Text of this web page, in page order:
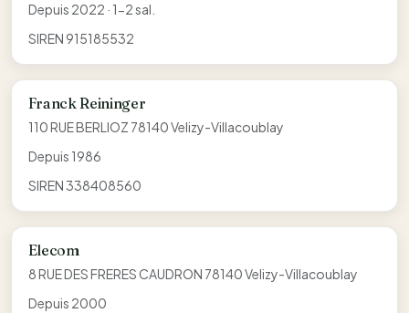
Depuis 2022 · 1-2 sal.
SIREN 915185532
Franck Reininger
110 RUE BERLIOZ 78140 Velizy-Villacoublay
Depuis 1986
SIREN 338408560
Elecom
8 RUE DES FRERES CAUDRON 78140 Velizy-Villacoublay
Depuis 2000